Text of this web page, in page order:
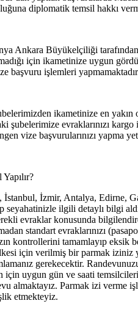
diplomatik temsil hakkı
Ankara Büyükelçiliği
için ikametinize uygun
başvuru işlemleri
ikametinize en yakın
şubelerimize evraklarınızı
vize başvurularınızı yapma
İzmir, Antalya, Edirne,
seyahatinizle ilgili detaylı bilgi
evraklar konusunda
standart evraklarınızı
kontrollerini tamamlayıp eksik
için verilmiş bir parmak iziniz
gerekecektir.
uygun gün ve saati
almaktayız. Parmak izi verme
etmekteyiz.